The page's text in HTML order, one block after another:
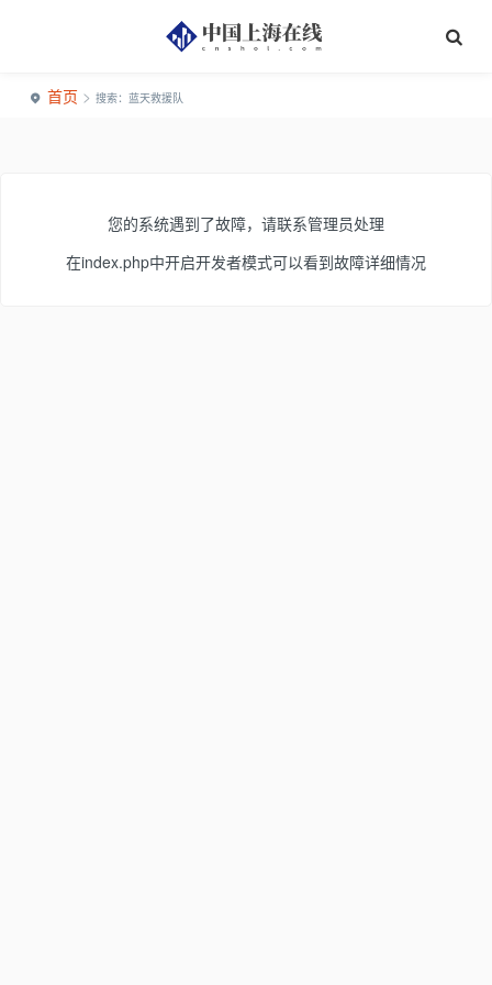
首页 > 搜索：蓝天救援队
您的系统遇到了故障，请联系管理员处理
在index.php中开启开发者模式可以看到故障详细情况